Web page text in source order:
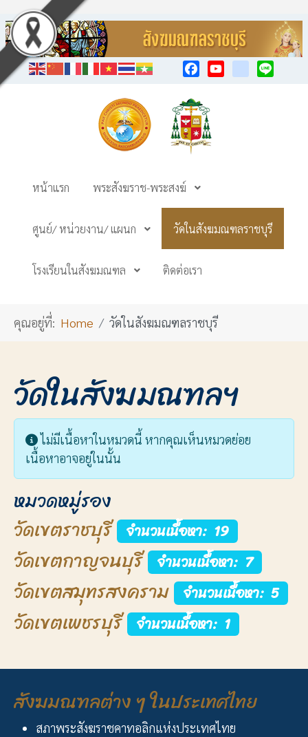
หน้าแรก พระสังฆราช-พระสงฆ์
ศูนย์/ หน่วยงาน/ แผนก วัดในสังฆมณฑลราชบุรี
โรงเรียนในสังฆมณฑล ติดต่อเรา
คุณอยู่ที่: Home วัดในสังฆมณฑลราชบุรี
วัดในสังฆมณฑลฯ
Info
ไม่มีเนื้อหาในหมวดนี้ หากคุณเห็นหมวดย่อย
เนื้อหาอาจอยู่ในนั้น
หมวดหมู่รอง
วัดเขตราชบุรี จำนวนเนื้อหา: 19
วัดเขตกาญจนบุรี จำนวนเนื้อหา: 7
วัดเขตสมุทรสงคราม จำนวนเนื้อหา: 5
วัดเขตเพชรบุรี จำนวนเนื้อหา: 1
สังฆมณฑลต่าง ๆ ในประเทศไทย
สภาพระสังฆราชคาทอลิกแห่งประเทศไทย